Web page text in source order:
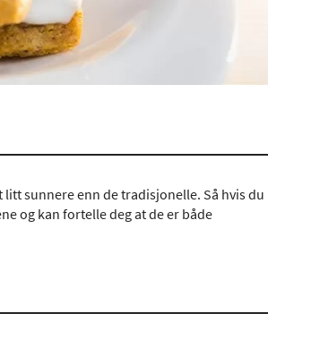
sunnere enn de tradisjonelle. Så hvis du
og kan fortelle deg at de er både